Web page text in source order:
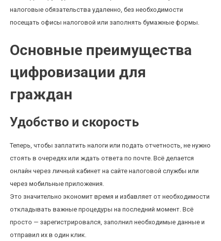
налоговые обязательства удаленно, без необходимости
посещать офисы налоговой или заполнять бумажные формы.
Основные преимущества
цифровизации для
граждан
Удобство и скорость
Теперь, чтобы заплатить налоги или подать отчетность, не нужно
стоять в очередях или ждать ответа по почте. Всё делается
онлайн через личный кабинет на сайте налоговой службы или
через мобильные приложения.
Это значительно экономит время и избавляет от необходимости
откладывать важные процедуры на последний момент. Всё
просто — зарегистрировался, заполнил необходимые данные и
отправил их в один клик.